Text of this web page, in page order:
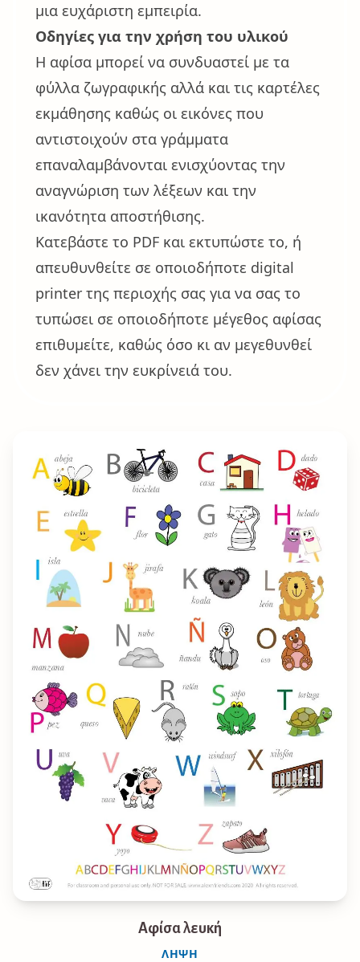
μια ευχάριστη εμπειρία.
Οδηγίες για την χρήση του υλικού
Η αφίσα μπορεί να συνδυαστεί με τα
φύλλα ζωγραφικής αλλά και τις καρτέλες
εκμάθησης καθώς οι εικόνες που
αντιστοιχούν στα γράμματα
επαναλαμβάνονται ενισχύοντας την
αναγνώριση των λέξεων και την
ικανότητα αποστήθισης.
Κατεβάστε το PDF και εκτυπώστε το, ή
απευθυνθείτε σε οποιοδήποτε digital
printer της περιοχής σας για να σας το
τυπώσει σε οποιοδήποτε μέγεθος αφίσας
επιθυμείτε, καθώς όσο κι αν μεγεθυνθεί
δεν χάνει την ευκρίνειά του.
Αφίσα λευκή
ΛΉΨΗ